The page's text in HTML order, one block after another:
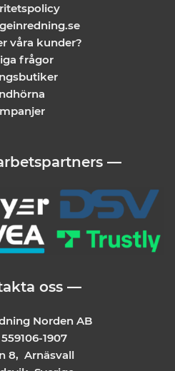
våra kunder?
frågor
—
oss —
Norden AB
1907
8, Arnäsvall